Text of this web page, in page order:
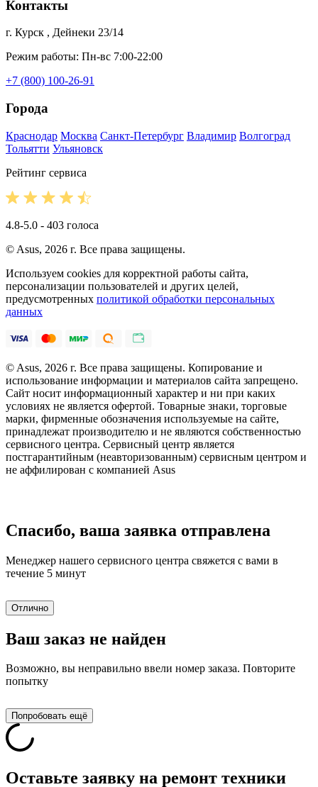
Контакты
г. Курск , Дейнеки 23/14
Режим работы: Пн-вс 7:00-22:00
+7 (800) 100-26-91
Города
Краснодар Москва Санкт-Петербург Владимир Волгоград
Тольятти Ульяновск
Рейтинг сервиса
4.8-5.0 - 403 голоса
© Asus, 2026 г. Все права защищены.
Используем cookies для корректной работы сайта,
персонализации пользователей и других целей,
предусмотренных политикой обработки персональных
данных
© Asus, 2026 г. Все права защищены. Копирование и
использование информации и материалов сайта запрещено.
Сайт носит информационный характер и ни при каких
условиях не является офертой. Товарные знаки, торговые
марки, фирменные обозначения используемые на сайте,
принадлежат производителю и не являются собственностью
сервисного центра. Сервисный центр является
постгарантийным (неавторизованным) сервисным центром и
не аффилирован с компанией Asus
Спасибо, ваша заявка отправлена
Менеджер нашего сервисного центра свяжется с вами в
течение 5 минут
Отлично
Ваш заказ не найден
Возможно, вы неправильно ввели номер заказа. Повторите
попытку
Попробовать ещё
Оставьте заявку на ремонт техники